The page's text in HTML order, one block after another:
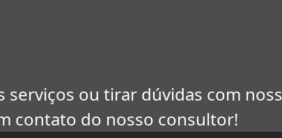
serviços ou tirar dúvidas com
contato do nosso consultor!